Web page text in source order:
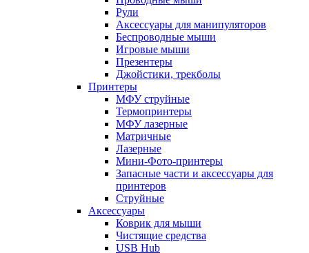
Рули
Аксессуары для манипуляторов
Беспроводные мыши
Игровые мыши
Презентеры
Джойстики, трекболы
Принтеры
МФУ струйные
Термопринтеры
МФУ лазерные
Матричные
Лазерные
Мини-Фото-принтеры
Запасные части и аксессуары для
принтеров
Струйные
Аксессуары
Коврик для мыши
Чистящие средства
USB Hub